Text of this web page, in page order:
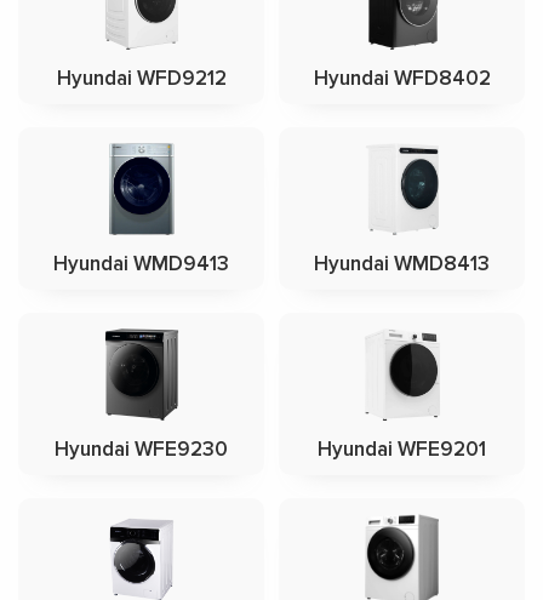
Hyundai WFD9212 Hyundai WFD8402
Hyundai WMD9413 Hyundai WMD8413
Hyundai WFE9230 Hyundai WFE9201